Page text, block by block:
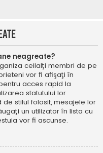
neagreate?
ceilalţi membri de pe
vor fi afişaţi în
acces rapid la
statutului lor
stilul folosit, mesajele lor
un utilizator în lista cu
vor fi ascunse.